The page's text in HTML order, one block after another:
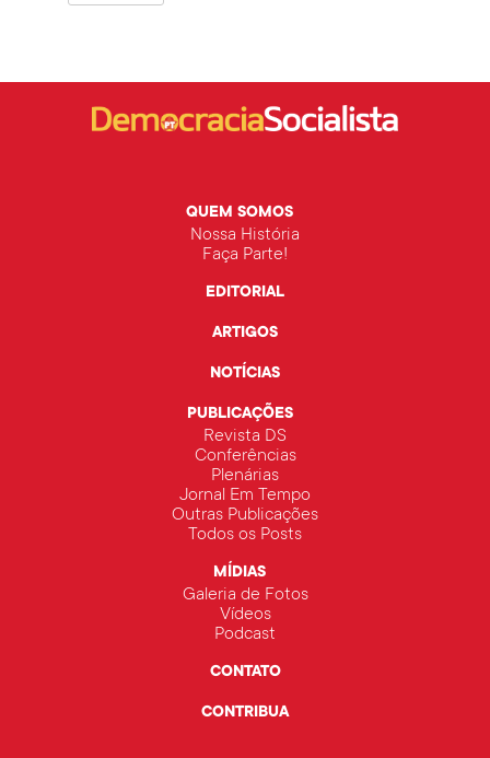
QUEM SOMOS
Nossa História
Faça Parte!
EDITORIAL
ARTIGOS
NOTÍCIAS
PUBLICAÇÕES
Revista DS
Conferências
Plenárias
Jornal Em Tempo
Outras Publicações
Todos os Posts
MÍDIAS
Galeria de Fotos
Vídeos
Podcast
CONTATO
CONTRIBUA